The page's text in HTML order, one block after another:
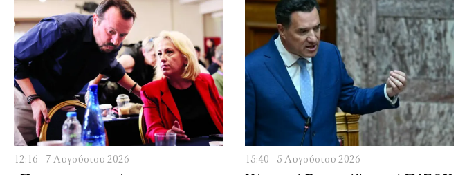
12:16 - 7 Αυγούστου 2026 15:40 - 5 Αυγούστου 2026